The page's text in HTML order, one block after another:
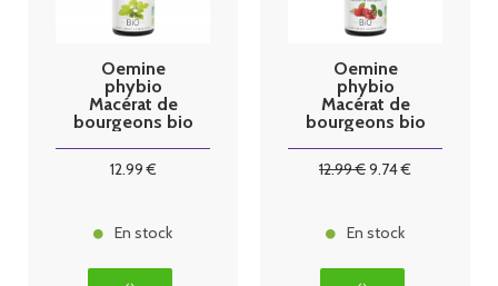
Oemine
phybio
Macérat de
bourgeons bio
12.99€
En stock
Oemine
phybio
Macérat de
bourgeons bio
12.99€9.74€
En stock